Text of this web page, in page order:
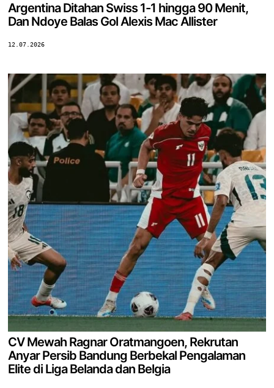
Argentina Ditahan Swiss 1-1 hingga 90 Menit,
Dan Ndoye Balas Gol Alexis Mac Allister
12.07.2026
CV Mewah Ragnar Oratmangoen, Rekrutan
Anyar Persib Bandung Berbekal Pengalaman
Elite di Liga Belanda dan Belgia